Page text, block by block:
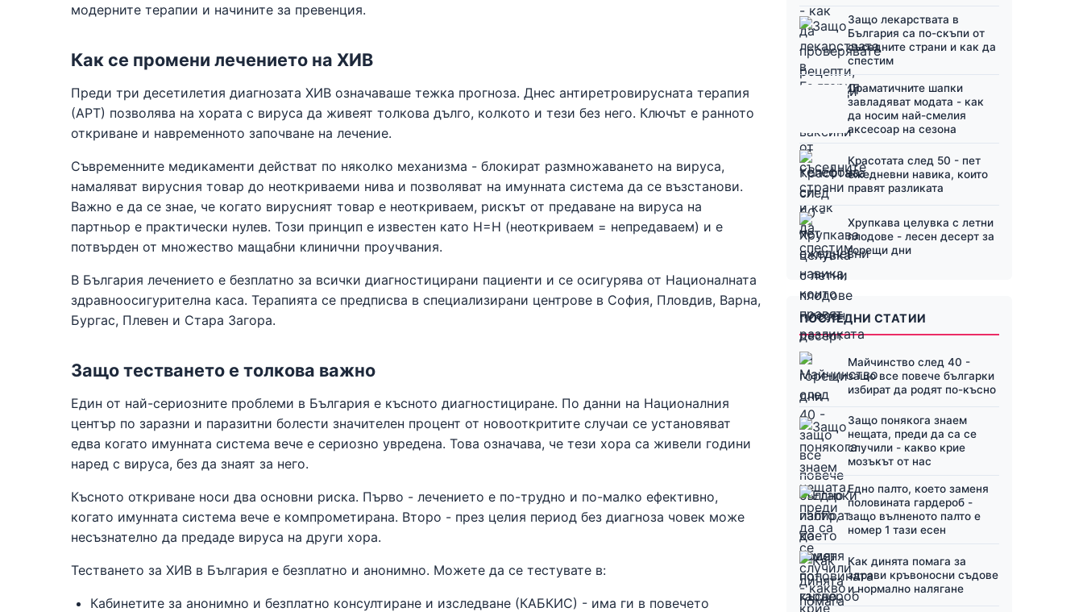
модерните терапии и начините за превенция.
Как се промени лечението на ХИВ
Преди три десетилетия диагнозата ХИВ означаваше тежка прогноза. Днес антиретровирусната терапия
(АРТ) позволява на хората с вируса да живеят толкова дълго, колкото и тези без него. Ключът е ранното
откриване и навременното започване на лечение.
Съвременните медикаменти действат по няколко механизма - блокират размножаването на вируса,
намаляват вирусния товар до неоткриваеми нива и позволяват на имунната система да се възстанови.
Важно е да се знае, че когато вирусният товар е неоткриваем, рискът от предаване на вируса на
партньор е практически нулев. Този принцип е известен като Н=Н (неоткриваем = непредаваем) и е
потвърден от множество мащабни клинични проучвания.
В България лечението е безплатно за всички диагностицирани пациенти и се осигурява от Националната
здравноосигурителна каса. Терапията се предписва в специализирани центрове в София, Пловдив, Варна,
Бургас, Плевен и Стара Загора.
Защо тестването е толкова важно
Един от най-сериозните проблеми в България е късното диагностициране. По данни на Националния
център по заразни и паразитни болести значителен процент от новооткритите случаи се установяват
едва когато имунната система вече е сериозно увредена. Това означава, че тези хора са живели години
наред с вируса, без да знаят за него.
Късното откриване носи два основни риска. Първо - лечението е по-трудно и по-малко ефективно,
когато имунната система вече е компрометирана. Второ - през целия период без диагноза човек може
несъзнателно да предаде вируса на други хора.
Тестването за ХИВ в България е безплатно и анонимно. Можете да се тестувате в:
Кабинетите за анонимно и безплатно консултиране и изследване (КАБКИС) - има ги в повечето
Защо лекарствата в
България са по-скъпи от
съседните страни и как да
спестим
Драматичните шапки
завладяват модата - как
да носим най-смелия
аксесоар на сезона
Красотата след 50 - пет
ежедневни навика, които
правят разликата
Хрупкава целувка с летни
плодове - лесен десерт за
горещи дни
ПОСЛЕДНИ СТАТИИ
Майчинство след 40 -
защо все повече българки
избират да родят по-късно
Защо понякога знаем
нещата, преди да са се
случили - какво крие
мозъкът от нас
Едно палто, което заменя
половината гардероб -
защо вълненото палто е
номер 1 тази есен
Как динята помага за
здрави кръвоносни съдове
и нормално налягане